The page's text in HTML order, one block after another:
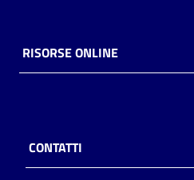
storico
per
RISORSE ONLINE
CONTATTI